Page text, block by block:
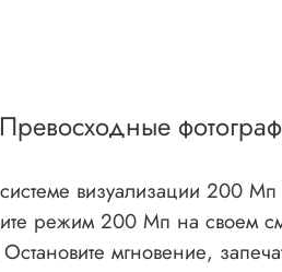
Превосходные
визуализации 200
режим 200 Мп на своем
мгновение,